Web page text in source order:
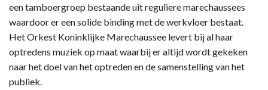
een tamboergroep bestaande uit reguliere marechaussees
waardoor er een solide binding met de werkvloer bestaat.
Het Orkest Koninklijke Marechaussee levert bij al haar
optredens muziek op maat waarbij er altijd wordt gekeken
naar het doel van het optreden en de samenstelling van het
publiek.